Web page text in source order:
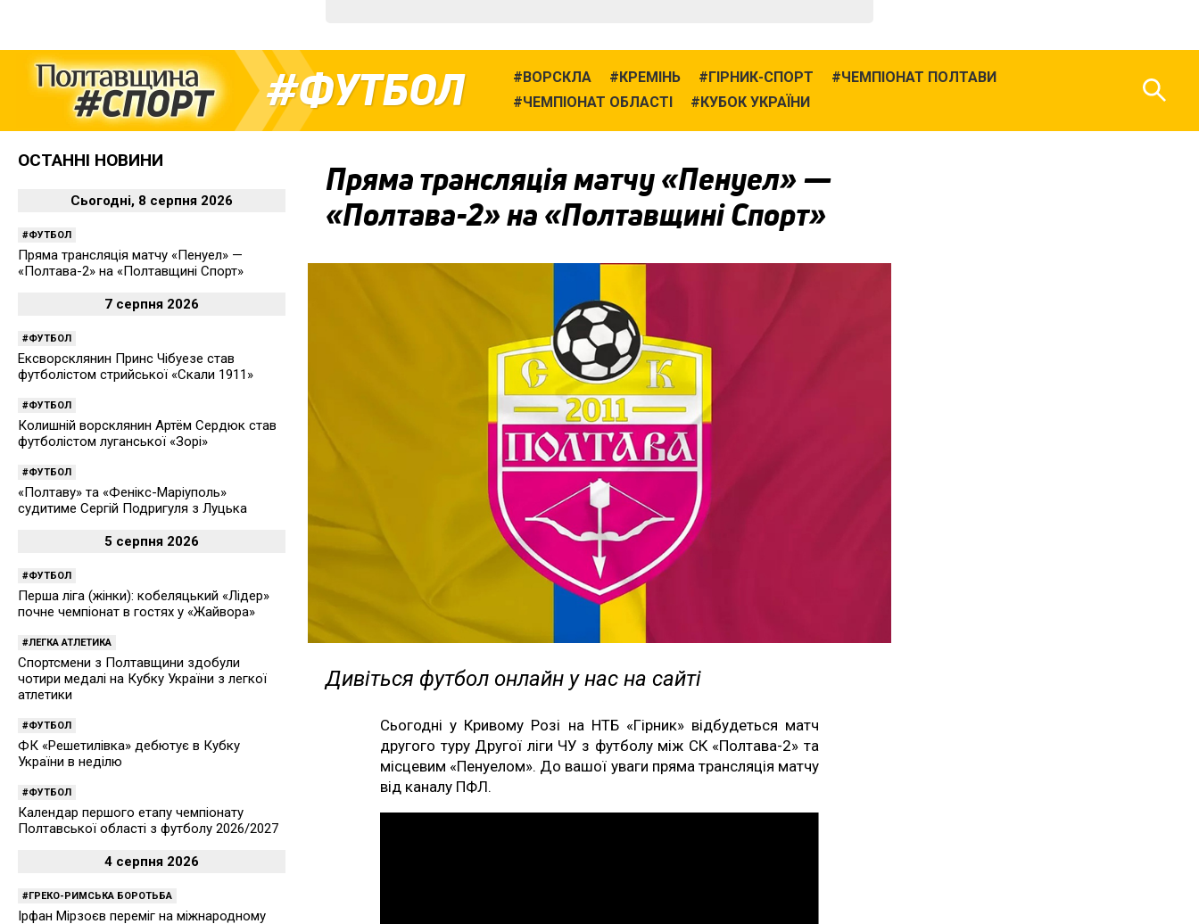
ФУТБОЛ ВОРСКЛА КРЕМІНЬ ГІРНИК-СПОРТ
ЧЕМПІОНАТ ПОЛТАВИ
ЧЕМПІОНАТ ОБЛАСТІ
КУБОК УКРАЇНИ
Пряма трансляція матчу «Пенуел» —
«Полтава-2» на «Полтавщині Спорт»
Дивіться футбол онлайн у нас на сайті
Сьогодні у Кривому Розі на НТБ «Гірник» відбудеться матч
другого туру Другої ліги ЧУ з футболу між СК «Полтава-2» та
місцевим «Пенуелом». До вашої уваги пряма трансляція матчу
від каналу ПФЛ.
ОСТАННІ НОВИНИ
Сьогодні, 8 серпня 2026
ФУТБОЛ
Пряма трансляція матчу «Пенуел» —
«Полтава-2» на «Полтавщині Спорт»
7 серпня 2026
ФУТБОЛ
Ексворсклянин Принс Чібуезе став
футболістом стрийської «Скали 1911»
ФУТБОЛ
Колишній ворсклянин Артём Сердюк став
футболістом луганської «Зорі»
ФУТБОЛ
«Полтаву» та «Фенікс-Маріуполь»
судитиме Сергій Подригуля з Луцька
5 серпня 2026
ФУТБОЛ
Перша ліга (жінки): кобеляцький «Лідер»
почне чемпіонат в гостях у «Жайвора»
ЛЕГКА АТЛЕТИКА
Спортсмени з Полтавщини здобули
чотири медалі на Кубку України з легкої
атлетики
ФУТБОЛ
ФК «Решетилівка» дебютує в Кубку
України в неділю
ФУТБОЛ
Календар першого етапу чемпіонату
Полтавської області з футболу 2026/2027
4 серпня 2026
ГРЕКО-РИМСЬКА БОРОТЬБА
Ірфан Мірзоєв переміг на міжнародному